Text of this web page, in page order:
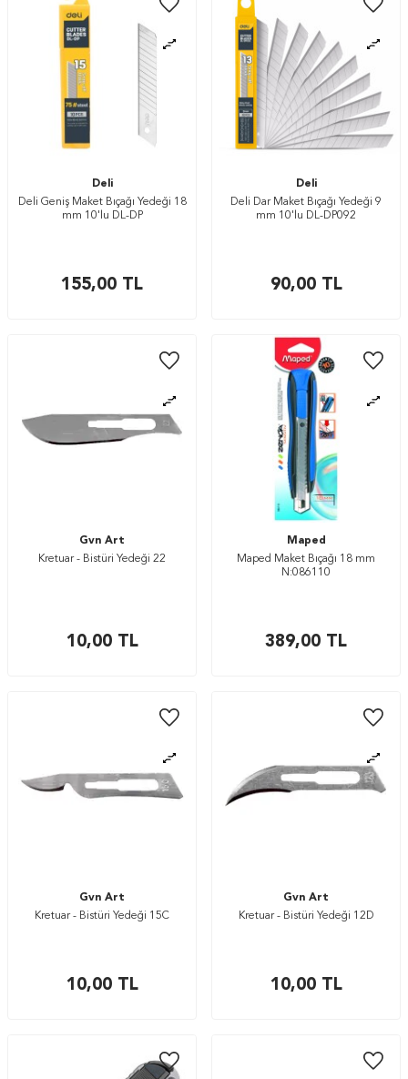
Deli
Deli Geniş Maket Bıçağı Yedeği 18
mm 10'lu DL-DP
155,00 TL
Deli
Deli Dar Maket Bıçağı Yedeği 9
mm 10'lu DL-DP092
90,00TL
Gvn Art
Kretuar - Bistüri Yedeği 22
10,00TL
Maped
Maped Maket Bıçağı 18 mm
N:086110
389,00 TL
Gvn Art
Kretuar - Bistüri Yedeği 15C
10,00TL
Gvn Art
Kretuar - Bistüri Yedeği 12D
10,00TL